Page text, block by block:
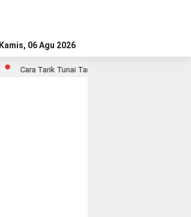
Kamis, 06 Agu 2026
Cara Tarik Tunai Tanpa Kartu di ATM BCA Lewat